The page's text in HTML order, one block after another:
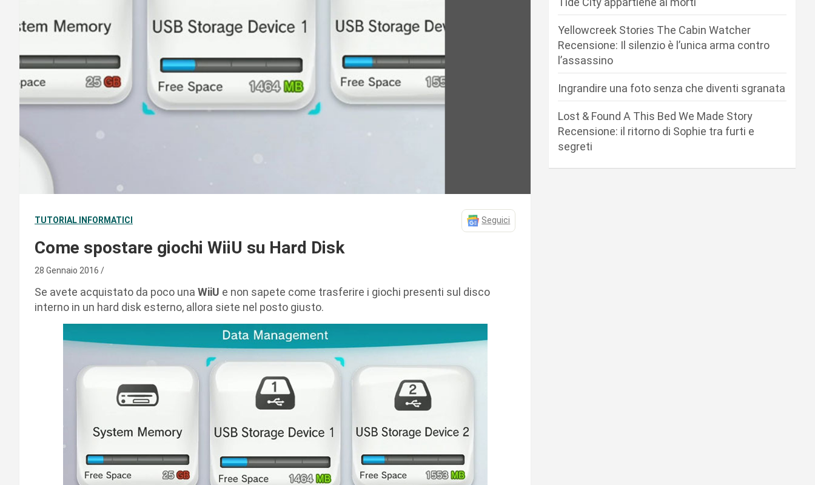
TUTORIAL INFORMATICI Seguici
Come spostare giochi WiiU su Hard Disk
28 Gennaio 2016
Se avete acquistato da poco una WiiU e non sapete come trasferire i giochi presenti sul disco
interno in un hard disk esterno, allora siete nel posto giusto.
Yellowcreek Stories The Cabin Watcher
Recensione: Il silenzio è l’unica arma contro
l’assassino
Ingrandire una foto senza che diventi sgranata
Lost & Found A This Bed We Made Story
Recensione: il ritorno di Sophie tra furti e
segreti